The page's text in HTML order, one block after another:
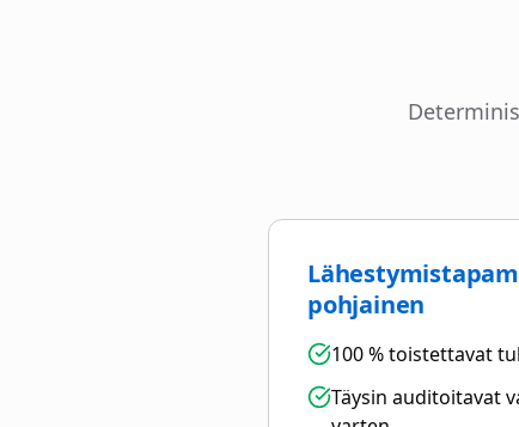
pohjainen
100 % toistettavat
Täysin auditoitavat